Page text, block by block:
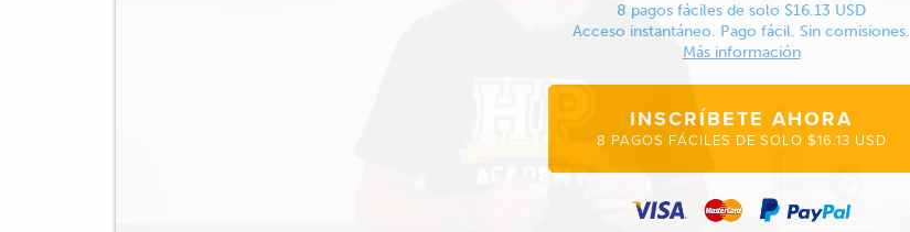
8 pagos fáciles de solo $16.13 USD
Acceso instantáneo. Pago fácil. Sin comisiones.
Más información
INSCRÍBETE AHORA
8 PAGOS FÁCILES DE SOLO $16.13 USD